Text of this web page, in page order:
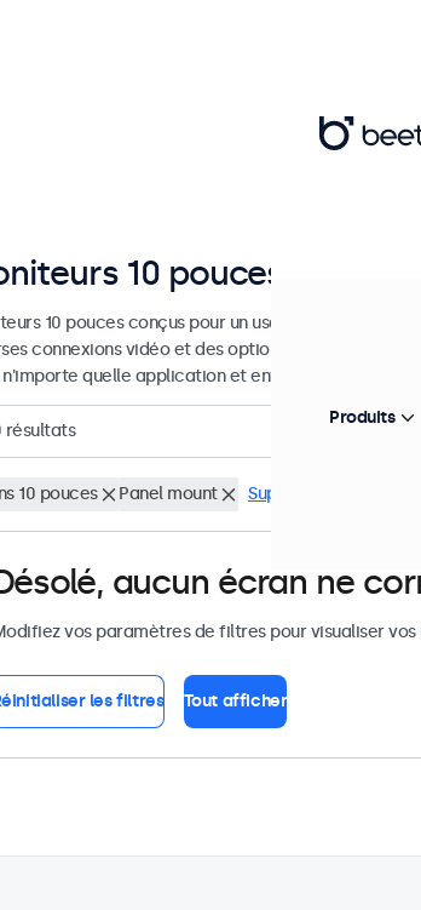
10 pouces
10 pouces conçus pour un usage industriel et
connexions vidéo et des options de montage
n'importe quelle application et environnement.
résultats
10 pouces Panel mount Supprimer tous les
aucun écran ne
vos paramètres de filtres pour visualiser
les filtres Tout afficher
Produits